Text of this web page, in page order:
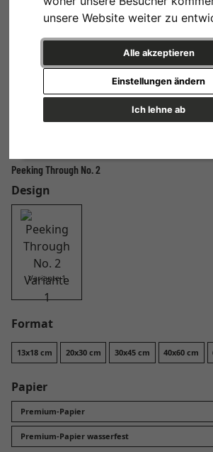
unsere Website weiter zu
Alle akzeptieren
Ich lehne ab
Einstellungen ändern
Peeking Through No. 2
Design
Variante 1
Format
13x18 cm 20x30 cm 30x45 cm 40x60 cm
Papier
Premium-Papier
Premium-Papier wasserfest